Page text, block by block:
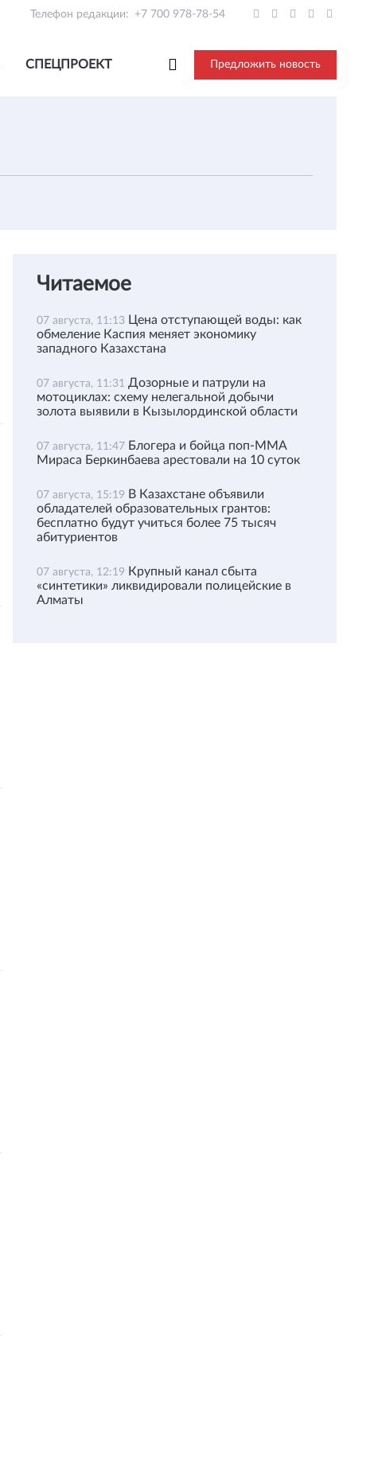
Телефон редакции: +7 700 978-78-54
СПЕЦПРОЕКТ Предложить новость
Читаемое
07 августа, 11:13 Цена отступающей воды: как
обмеление Каспия меняет экономику
западного Казахстана
07 августа, 11:31 Дозорные и патрули на
мотоциклах: схему нелегальной добычи
золота выявили в Кызылординской области
07 августа, 11:47 Блогера и бойца поп-ММА
Мираса Беркинбаева арестовали на 10 суток
07 августа, 15:19 В Казахстане объявили
обладателей образовательных грантов:
бесплатно будут учиться более 75 тысяч
абитуриентов
07 августа, 12:19 Крупный канал сбыта
«синтетики» ликвидировали полицейские в
Алматы